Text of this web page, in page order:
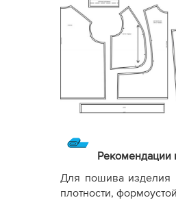
Рекомендации
Для пошива изделия
плотности,